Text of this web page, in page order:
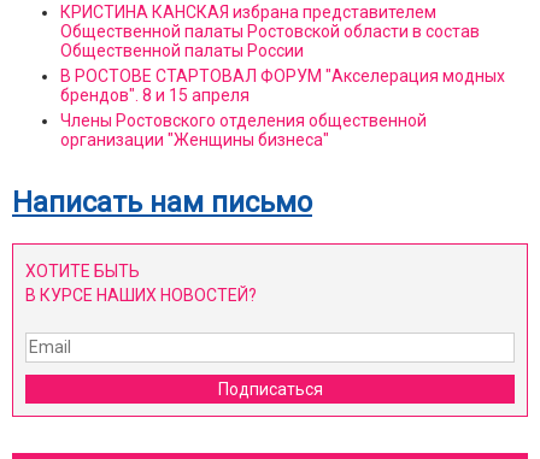
КРИСТИНА КАНСКАЯ избрана представителем
Общественной палаты Ростовской области в состав
Общественной палаты России
В РОСТОВЕ СТАРТОВАЛ ФОРУМ "Акселерация модных
брендов". 8 и 15 апреля
Члены Ростовского отделения общественной
организации "Женщины бизнеса"
Написать нам письмо
ХОТИТЕ БЫТЬ
В КУРСЕ НАШИХ НОВОСТЕЙ?
Подписаться